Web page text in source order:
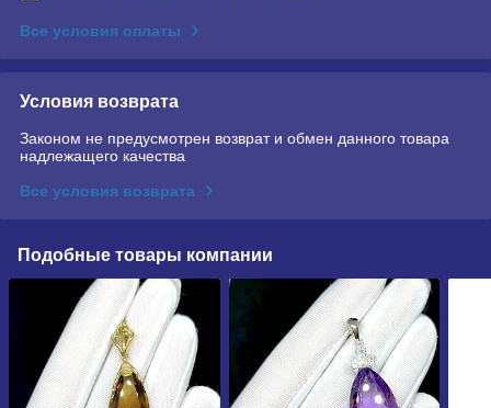
Все условия оплаты
Условия возврата
Законом не предусмотрен возврат и обмен данного товара
надлежащего качества
Все условия возврата
Подобные товары компании